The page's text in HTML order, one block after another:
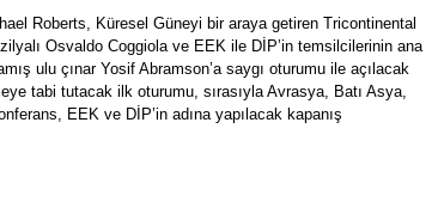
Roberts, Küresel Güneyi bir araya getiren Tricontinental
Osvaldo Coggiola ve EEK ile DİP’in temsilcilerinin ana
ulu çınar Yosif Abramson’a saygı oturumu ile açılacak
tabi tutacak ilk oturumu, sırasıyla Avrasya, Batı Asya,
EEK ve DİP’in adına yapılacak kapanış